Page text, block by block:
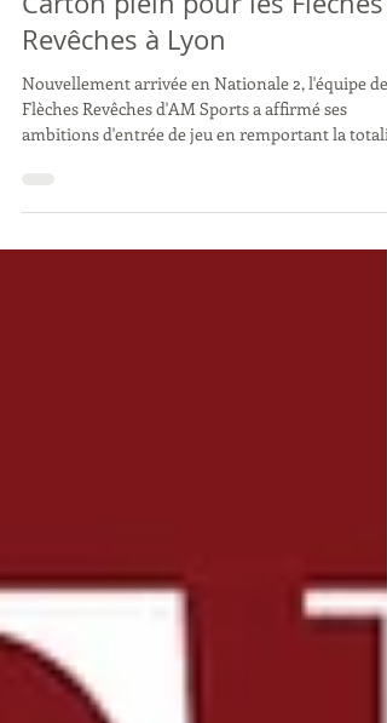
Championnat de Roller Derby :
Carton plein pour les Flèches
Revêches à Lyon
Nouvellement arrivée en Nationale 2, l'équipe des
de leurs matchs (3 victoires sur 3).